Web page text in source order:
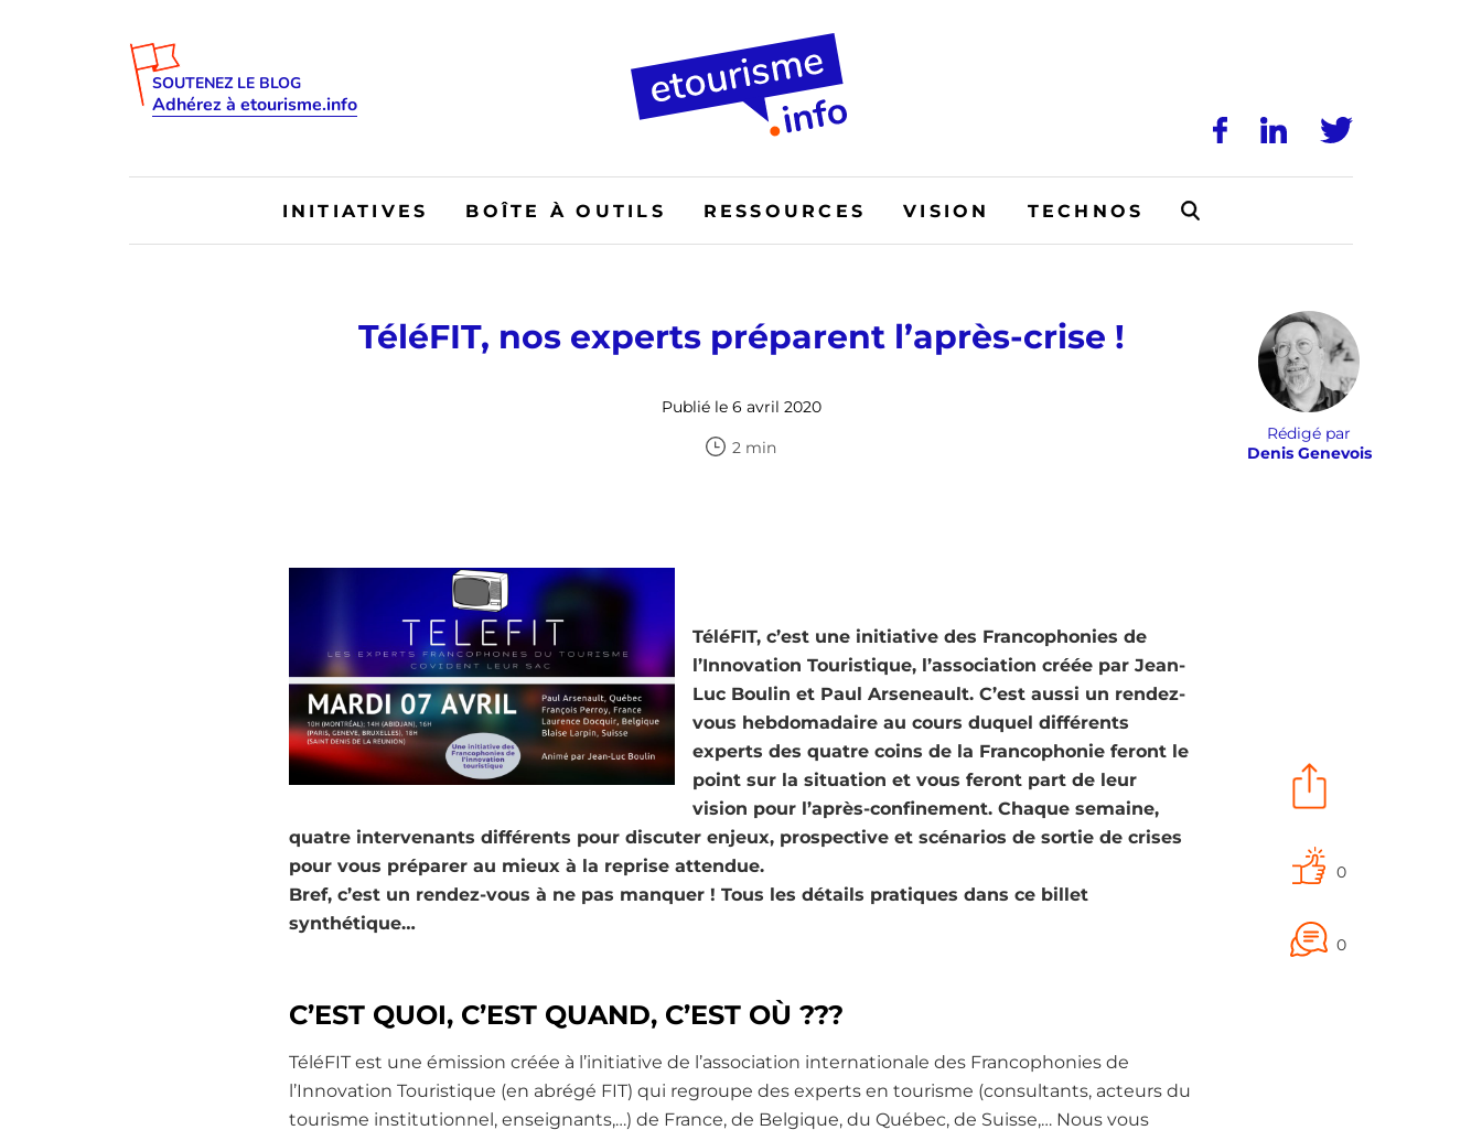
SOUTENEZ LE BLOG
Adhérez à etourisme.info
INITIATIVES BOÎTE À OUTILS RESSOURCES VISION TECHNOS
TéléFIT, nos experts préparent l’après-crise !
Publié le 6 avril 2020
2 min
Rédigé par
Denis Genevois
0
0
TéléFIT, c’est une initiative des Francophonies de
l’Innovation Touristique, l’association créée par Jean-
Luc Boulin et Paul Arseneault. C’est aussi un rendez-
vous hebdomadaire au cours duquel différents
experts des quatre coins de la Francophonie feront le
point sur la situation et vous feront part de leur
vision pour l’après-confinement. Chaque semaine,
quatre intervenants différents pour discuter enjeux, prospective et scénarios de sortie de crises
pour vous préparer au mieux à la reprise attendue.
Bref, c’est un rendez-vous à ne pas manquer ! Tous les détails pratiques dans ce billet
synthétique…
C’EST QUOI, C’EST QUAND, C’EST OÙ ???
TéléFIT est une émission créée à l’initiative de l’association internationale des Francophonies de
l’Innovation Touristique (en abrégé FIT) qui regroupe des experts en tourisme (consultants, acteurs du
tourisme institutionnel, enseignants,…) de France, de Belgique, du Québec, de Suisse,… Nous vous